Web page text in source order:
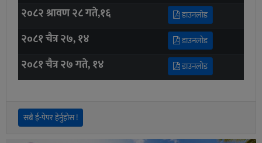
२०८२ श्रावण २८ गते,१६ डाउनलोड
२०८१ चैत्र २७, १४ डाउनलोड
२०८१ चैत्र २७ गते, १४ डाउनलोड
सबै ई-पेपर हेर्नुहोस !